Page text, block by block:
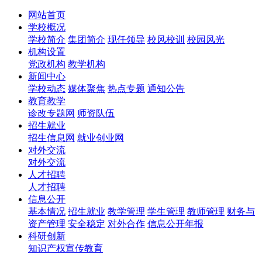
网站首页
学校概况
学校简介 集团简介 现任领导 校风校训 校园风光
机构设置
党政机构 教学机构
新闻中心
学校动态 媒体聚焦 热点专题 通知公告
教育教学
诊改专题网 师资队伍
招生就业
招生信息网 就业创业网
对外交流
对外交流
人才招聘
人才招聘
信息公开
基本情况 招生就业 教学管理 学生管理 教师管理 财务与
资产管理 安全稳定 对外合作 信息公开年报
科研创新
知识产权宣传教育